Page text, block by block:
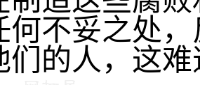
何不妥之处
们的人，这